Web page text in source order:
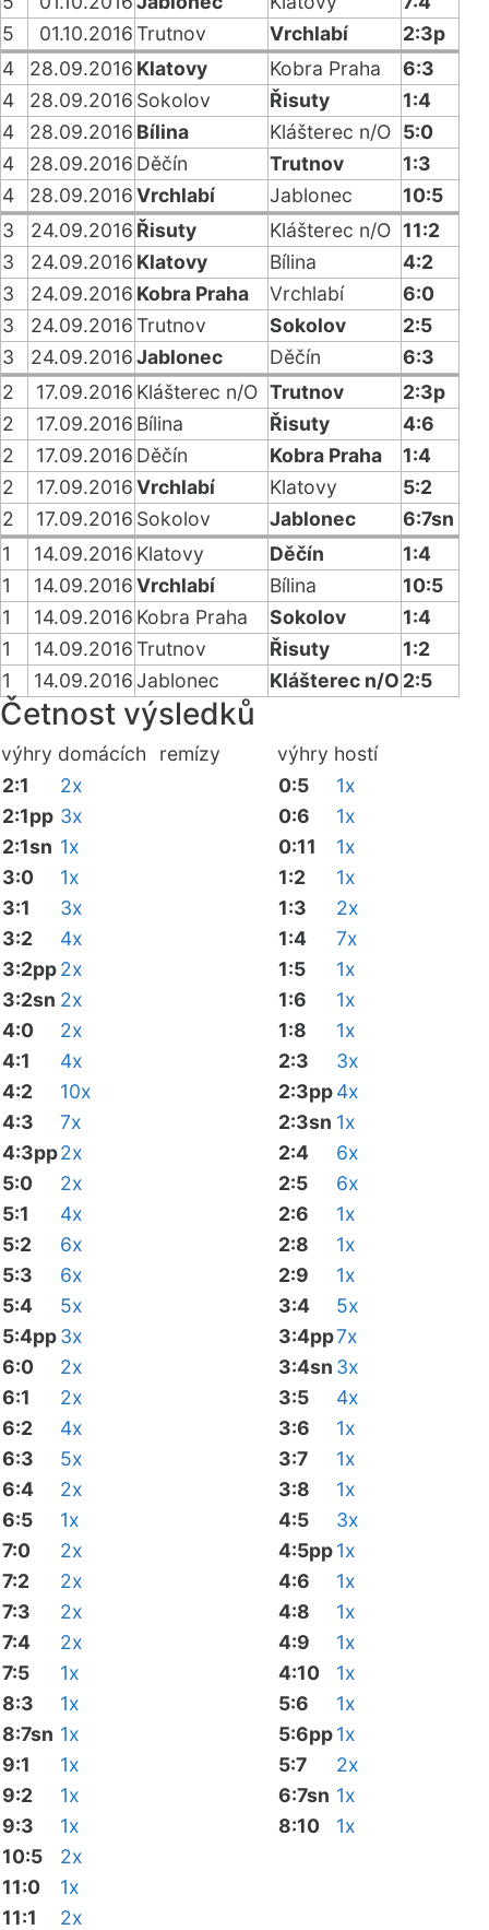
5
01.10.2016Trutnov Vrchlabí
2:3p
4
28.09.2016 Klatovy Kobra Praha
6:3
4
28.09.2016 Sokolov Řisuty
1:4
4
28.09.2016 Bílina Klášterec n/O 5:0
4
28.09.2016 Děčín Trutnov
1:3
4
28.09.2016Vrchlabí Jablonec
10:5
3
24.09.2016 Řisuty Klášterec n/O 11:2
3
24.09.2016 Klatovy Bílina
4:2
3
24.09.2016 Kobra Praha Vrchlabí
6:0
3
24.09.2016Trutnov Sokolov
2:5
3
24.09.2016Jablonec Děčín
6:3
2
17.09.2016 Klášterec n/O Trutnov
2:3p
2
17.09.2016 Bílina Řisuty
4:6
2
17.09.2016 Děčín Kobra Praha
1:4
2
17.09.2016Vrchlabí Klatovy
5:2
2
17.09.2016 Sokolov Jablonec
6:7sn
1
14.09.2016 Klatovy Děčín
1:4
1
14.09.2016Vrchlabí Bílina
10:5
1
14.09.2016 Kobra Praha Sokolov
1:4
1
14.09.2016Trutnov Řisuty
1:2
1
14.09.2016Jablonec Klášterec n/O 2:5
Četnost výsledků
výhry domácích remízy výhry hostí
2:1
2x
2:1pp 3x
2:1sn 1x
3:0
1x
3:1
3x
3:2
4x
3:2pp2x
3:2sn 2x
4:0
2x
4:1
4x
4:2
10x
4:3
7x
4:3pp2x
5:0
2x
5:1
4x
5:2
6x
5:3
6x
5:4
5x
5:4pp3x
6:0
2x
6:1
2x
6:2
4x
6:3
5x
6:4
2x
6:5
1x
7:0
2x
7:2
2x
7:3
2x
7:4
2x
7:5
1x
8:3
1x
8:7sn 1x
9:1
1x
9:2
1x
9:3
1x
10:5
2x
11:0
1x
11:1
2x
0:5
1x
0:6
1x
0:11
1x
1:2
1x
1:3
2x
1:4
7x
1:5
1x
1:6
1x
1:8
1x
2:3
3x
2:3pp4x
2:3sn 1x
2:4
6x
2:5
6x
2:6
1x
2:8
1x
2:9
1x
3:4
5x
3:4pp7x
3:4sn 3x
3:5
4x
3:6
1x
3:7
1x
3:8
1x
4:5
3x
4:5pp1x
4:6
1x
4:8
1x
4:9
1x
4:10
1x
5:6
1x
5:6pp1x
5:7
2x
6:7sn 1x
8:10
1x